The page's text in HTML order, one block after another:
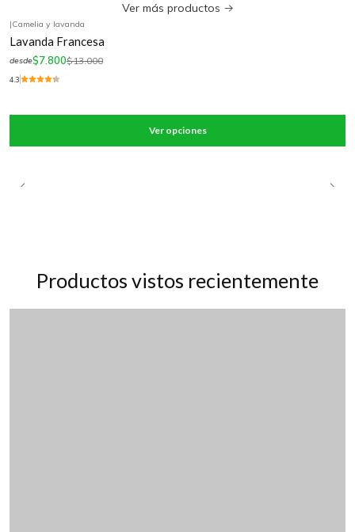
Ver más productos
|Camelia y lavanda
Lavanda Francesa
desde$7.800$13.000
4.3
Ver opciones
Productos vistos recientemente